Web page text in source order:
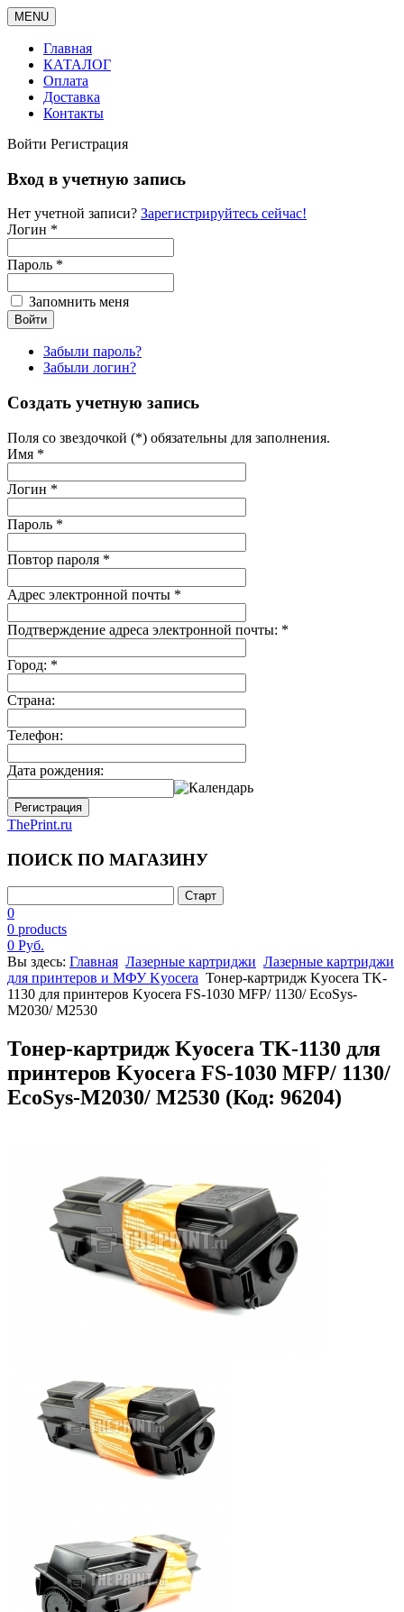
MENU
Главная
КАТАЛОГ
Оплата
Доставка
Контакты
Войти Регистрация
Вход в учетную запись
Нет учетной записи? Зарегистрируйтесь сейчас!
Логин *
Пароль *
Запомнить меня
Забыли пароль?
Забыли логин?
Создать учетную запись
Поля со звездочкой (*) обязательны для заполнения.
Имя *
Логин *
Пароль *
Повтор пароля *
Адрес электронной почты *
Подтверждение адреса электронной почты: *
Город: *
Страна:
Телефон:
Дата рождения:
Регистрация
ThePrint.ru
ПОИСК ПО МАГАЗИНУ
0
0 products
0 Руб.
Вы здесь: Главная Лазерные картриджи Лазерные картриджи
для принтеров и МФУ Kyocera Тонер-картридж Kyocera TK-
1130 для принтеров Kyocera FS-1030 MFP/ 1130/ EcoSys-
M2030/ M2530
Тонер-картридж Kyocera TK-1130 для
принтеров Kyocera FS-1030 MFP/ 1130/
EcoSys-M2030/ M2530 (Код: 96204)